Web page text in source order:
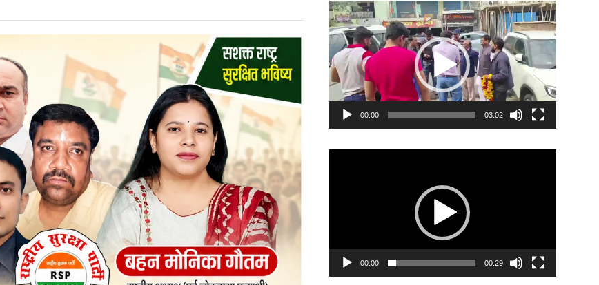
Video
Player
00:00 03:02
00:00 00:29